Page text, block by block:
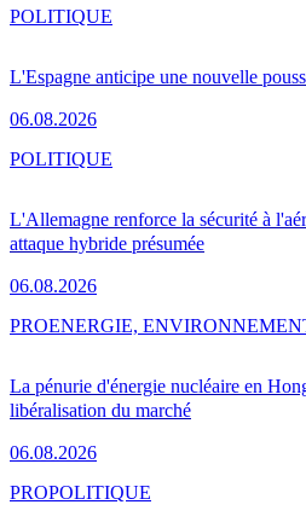
L'Espagne anticipe une nouvelle
06.08.2026
POLITIQUE
L'Allemagne renforce la sécurité à
attaque hybride présumée
06.08.2026
POLITIQUE
La pénurie d'énergie nucléaire en
libéralisation du marché
06.08.2026
PROENERGIE,
PROPOLITIQUE